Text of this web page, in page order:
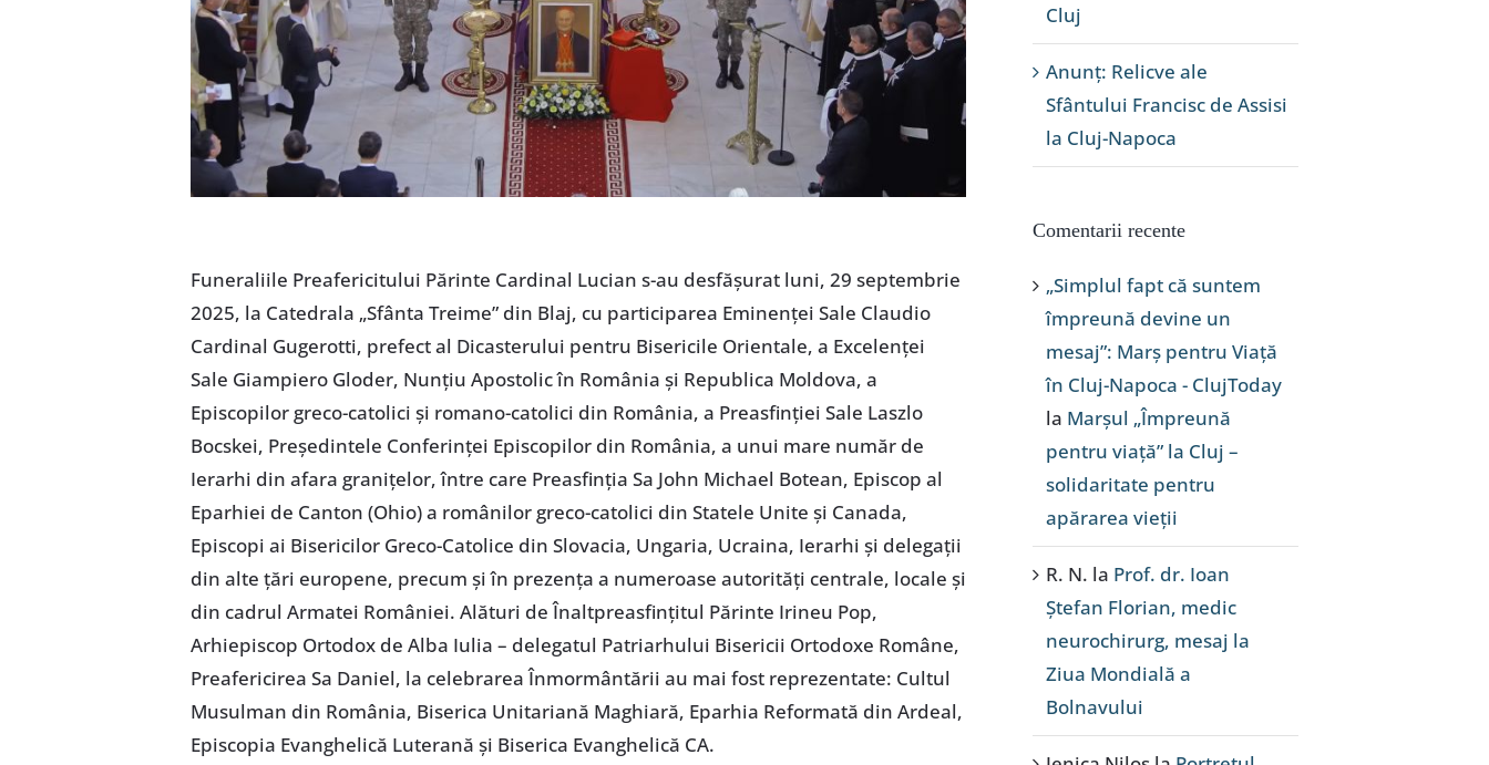
Funeraliile Preafericitului Părinte Cardinal Lucian s-au desfășurat luni, 29 septembrie
2025, la Catedrala „Sfânta Treime” din Blaj, cu participarea Eminenței Sale Claudio
Cardinal Gugerotti, prefect al Dicasterului pentru Bisericile Orientale, a Excelenței
Sale Giampiero Gloder, Nunțiu Apostolic în România și Republica Moldova, a
Episcopilor greco-catolici și romano-catolici din România, a Preasfinției Sale Laszlo
Bocskei, Președintele Conferinței Episcopilor din România, a unui mare număr de
Ierarhi din afara granițelor, între care Preasfinția Sa John Michael Botean, Episcop al
Eparhiei de Canton (Ohio) a românilor greco-catolici din Statele Unite și Canada,
Episcopi ai Bisericilor Greco-Catolice din Slovacia, Ungaria, Ucraina, Ierarhi și delegații
din alte țări europene, precum și în prezența a numeroase autorități centrale, locale și
din cadrul Armatei României. Alături de Înaltpreasfințitul Părinte Irineu Pop,
Arhiepiscop Ortodox de Alba Iulia – delegatul Patriarhului Bisericii Ortodoxe Române,
Preafericirea Sa Daniel, la celebrarea Înmormântării au mai fost reprezentate: Cultul
Musulman din România, Biserica Unitariană Maghiară, Eparhia Reformată din Ardeal,
Episcopia Evanghelică Luterană și Biserica Evanghelică CA.
Cluj
Anunț: Relicve ale
Sfântului Francisc de Assisi
la Cluj-Napoca
Comentarii recente
„Simplul fapt că suntem
împreună devine un
mesaj”: Marș pentru Viață
în Cluj-Napoca - ClujToday
la Marșul „Împreună
pentru viață” la Cluj –
solidaritate pentru
apărarea vieții
R. N. la Prof. dr. Ioan
Ștefan Florian, medic
neurochirurg, mesaj la
Ziua Mondială a
Bolnavului